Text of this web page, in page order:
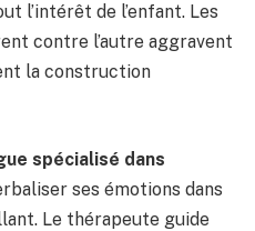
l’intérêt de l’enfant. Les
contre l’autre aggravent
la construction
spécialisé dans
ses émotions dans
Le thérapeute guide